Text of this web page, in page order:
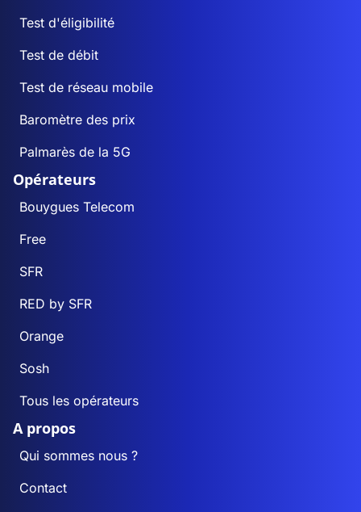
Test d'éligibilité
Test de débit
Test de réseau mobile
Baromètre des prix
Palmarès de la 5G
Opérateurs
Bouygues Telecom
Free
SFR
RED by SFR
Orange
Sosh
Tous les opérateurs
A propos
Qui sommes nous ?
Contact